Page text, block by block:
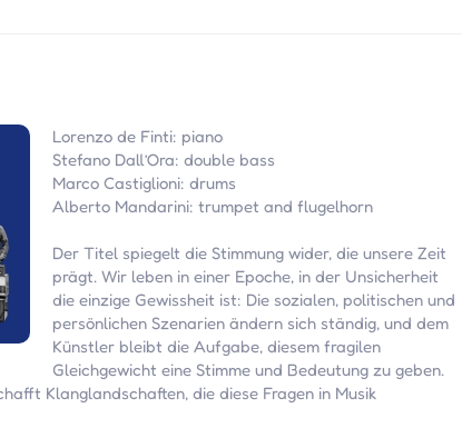
Lorenzo de Finti: piano
Stefano Dall’Ora: double bass
Marco Castiglioni: drums
Alberto Mandarini: trumpet and flugelhorn
Der Titel spiegelt die Stimmung wider, die unsere Zeit
prägt. Wir leben in einer Epoche, in der Unsicherheit
die einzige Gewissheit ist: Die sozialen, politischen und
persönlichen Szenarien ändern sich ständig, und dem
Künstler bleibt die Aufgabe, diesem fragilen
Gleichgewicht eine Stimme und Bedeutung zu geben.
Klanglandschaften, die diese Fragen in Musik